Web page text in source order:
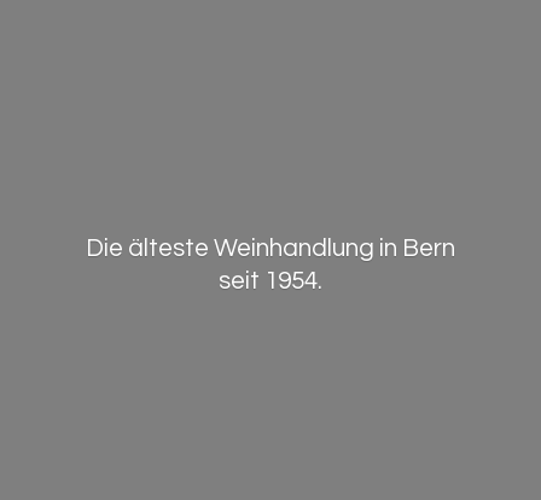
Die älteste Weinhandlung in Bern
seit 1954.